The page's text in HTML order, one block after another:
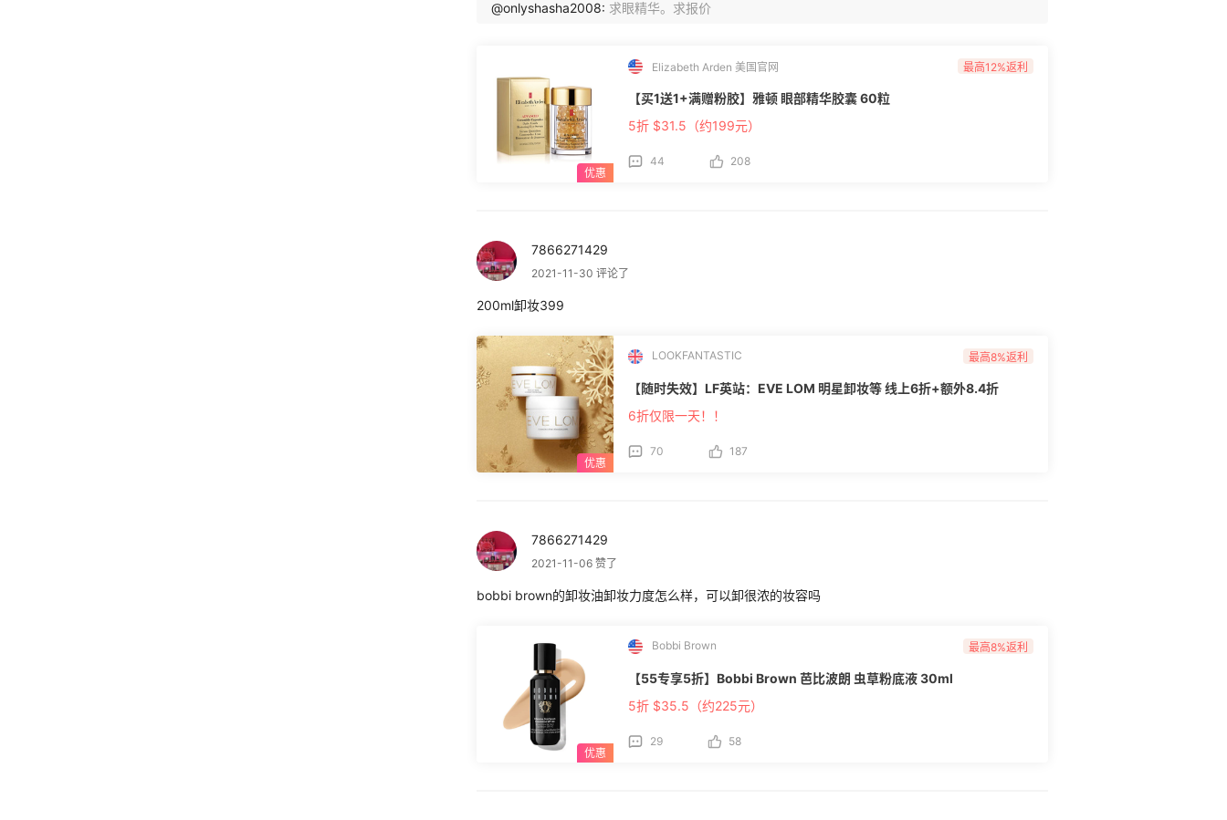
@onlyshasha2008: 求眼精华。求报价
Elizabeth Arden 美国官网 最高12%返利
【买1送1+满赠粉胶】雅顿 眼部精华胶囊 60粒
5折 $31.5（约199元）
44 208
7866271429
2021-11-30 评论了
200ml卸妆399
LOOKFANTASTIC 最高8%返利
【随时失效】LF英站：EVE LOM 明星卸妆等 线上6折+额外8.4折
6折仅限一天！！
70 187
7866271429
2021-11-06 赞了
bobbi brown的卸妆油卸妆力度怎么样，可以卸很浓的妆容吗
Bobbi Brown 最高8%返利
【55专享5折】Bobbi Brown 芭比波朗 虫草粉底液 30ml
5折 $35.5（约225元）
29 58